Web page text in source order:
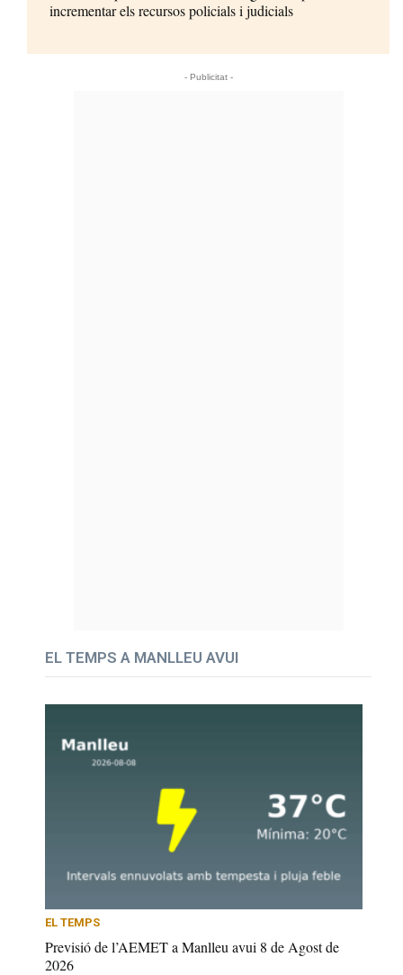
incrementar els recursos policials i judicials
- Publicitat -
EL TEMPS A MANLLEU AVUI
EL TEMPS
Previsió de l’AEMET a Manlleu avui 8 de Agost de
2026